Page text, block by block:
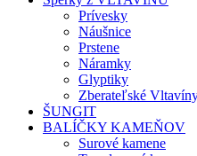
Prívesky
Náušnice
Prstene
Náramky
Glyptiky
Zberateľské
ŠUNGIT
BALÍČKY KAMEŇOV
Surové kamene